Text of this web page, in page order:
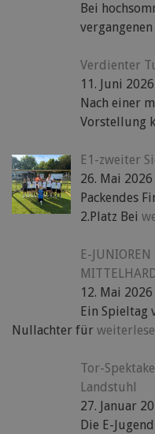
Bei
vergangenen
Verdienter
11. Juni 2026
Nach einer
Vorstellung
E1-zweiter
26. Mai 2026
Packendes
2.Platz Bei
E-JUNIOREN
12. Mai 2026
Ein Spieltag
Nullachter für
Tor-
Landstuhl
27. Januar
Die E-